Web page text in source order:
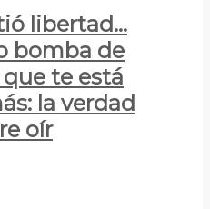
libertad…
bomba de
que te está
la verdad
oír